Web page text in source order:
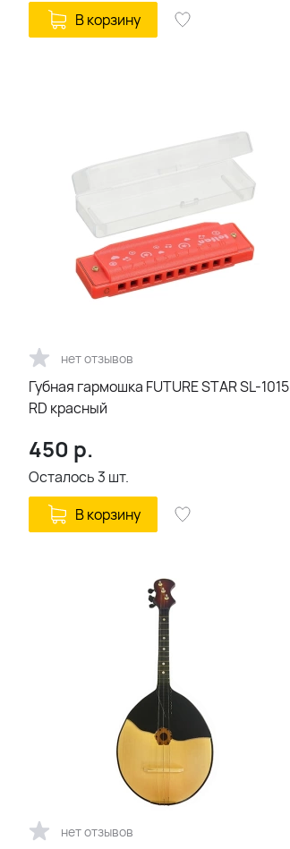
В корзину
нет отзывов
Губная гармошка FUTURE STAR SL-1015
RD красный
450 р.
Осталось3 шт.
В корзину
нет отзывов